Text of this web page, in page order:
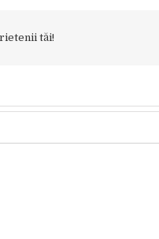
tăi!